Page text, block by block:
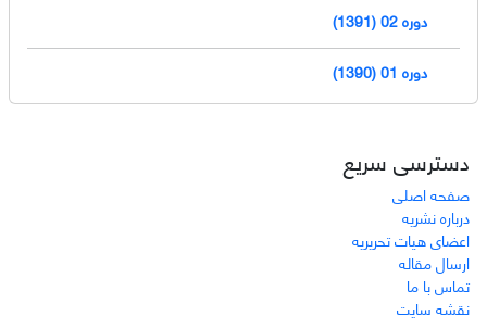
دوره 02 (1391)
دوره 01 (1390)
دسترسی سریع
صفحه اصلی
درباره نشریه
اعضای هیات تحریریه
ارسال مقاله
تماس با ما
نقشه سایت